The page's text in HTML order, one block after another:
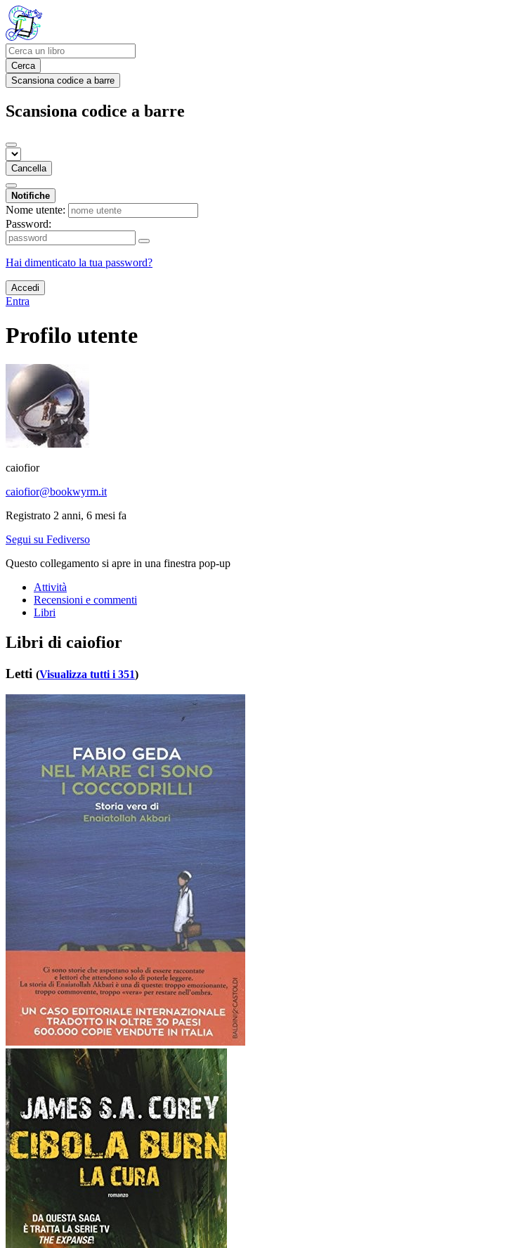
Cerca
Scansiona codice a barre
Scansiona codice a barre
Cancella
Notifiche
Nome utente:
Password:
Hai dimenticato la tua password?
Accedi
Entra
Profilo utente
caiofior
caiofior@bookwyrm.it
Registrato 2 anni, 6 mesi fa
Segui su Fediverso
Questo collegamento si apre in una finestra pop-up
Attività
Recensioni e commenti
Libri
Libri di caiofior
Letti (Visualizza tutti i 351)